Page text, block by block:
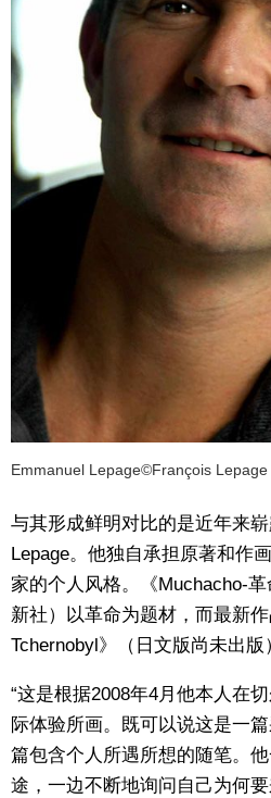
Emmanuel Lepage©François Lepage
与其形成鲜明对比的是近年来
Lepage。他独自承担原著和作
家的个人风格。《Muchacho-
新社）以革命为题材，而最新
Tchernobyl》（日文版尚未出版
“这是根据2008年4月他本人在
际体验所画。既可以说这是一
篇包含个人所遇所想的随笔。
途，一边不断地询问自己为何